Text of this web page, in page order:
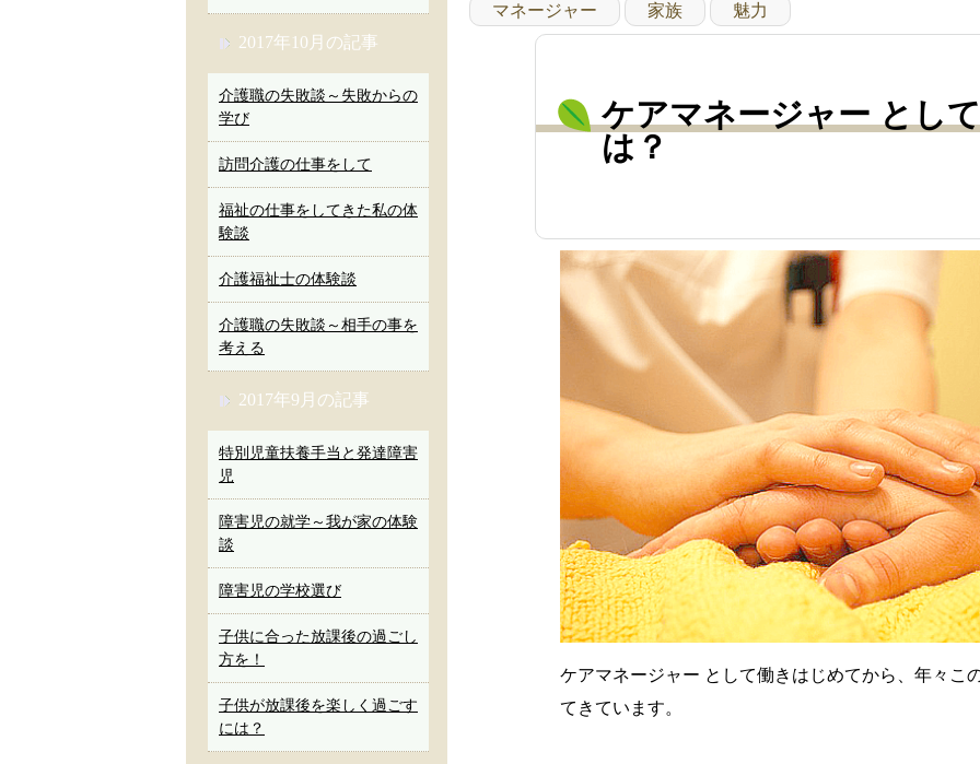
マネージャー 家族 魅力
ケアマネージャー とし
は？
ケアマネージャー として働きはじめてから、年々こ
てきています。
2017年10月の記事
介護職の失敗談～失敗からの
学び
訪問介護の仕事をして
福祉の仕事をしてきた私の体
験談
介護福祉士の体験談
介護職の失敗談～相手の事を
考える
2017年9月の記事
特別児童扶養手当と発達障害
児
障害児の就学～我が家の体験
談
障害児の学校選び
子供に合った放課後の過ごし
方を！
子供が放課後を楽しく過ごす
には？